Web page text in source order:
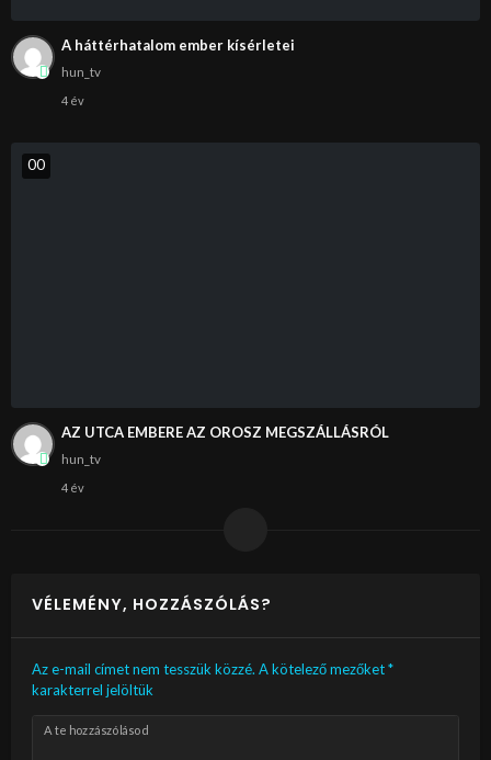
A háttérhatalom ember kísérletei
hun_tv
4 év
00
AZ UTCA EMBERE AZ OROSZ MEGSZÁLLÁSRÓL
hun_tv
4 év
VÉLEMÉNY, HOZZÁSZÓLÁS?
Az e-mail címet nem tesszük közzé. A kötelező mezőket*
karakterrel jelöltük
A te hozzászólásod